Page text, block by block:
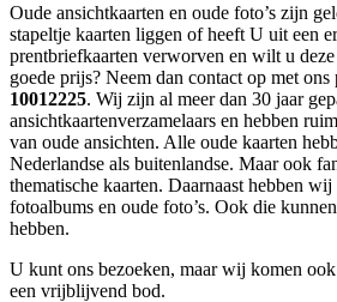
Oude ansichtkaarten en oude foto’s zijn
stapeltje kaarten liggen of heeft U uit een
prentbriefkaarten verworven en wilt u
goede prijs? Neem dan contact op met
10012225. Wij zijn al meer dan 30 jaar
ansichtkaartenverzamelaars en hebben
van oude ansichten. Alle oude kaarten
Nederlandse als buitenlandse. Maar ook
thematische kaarten. Daarnaast hebben wij
fotoalbums en oude foto’s. Ook die
hebben.
U kunt ons bezoeken, maar wij komen
een vrijblijvend bod.